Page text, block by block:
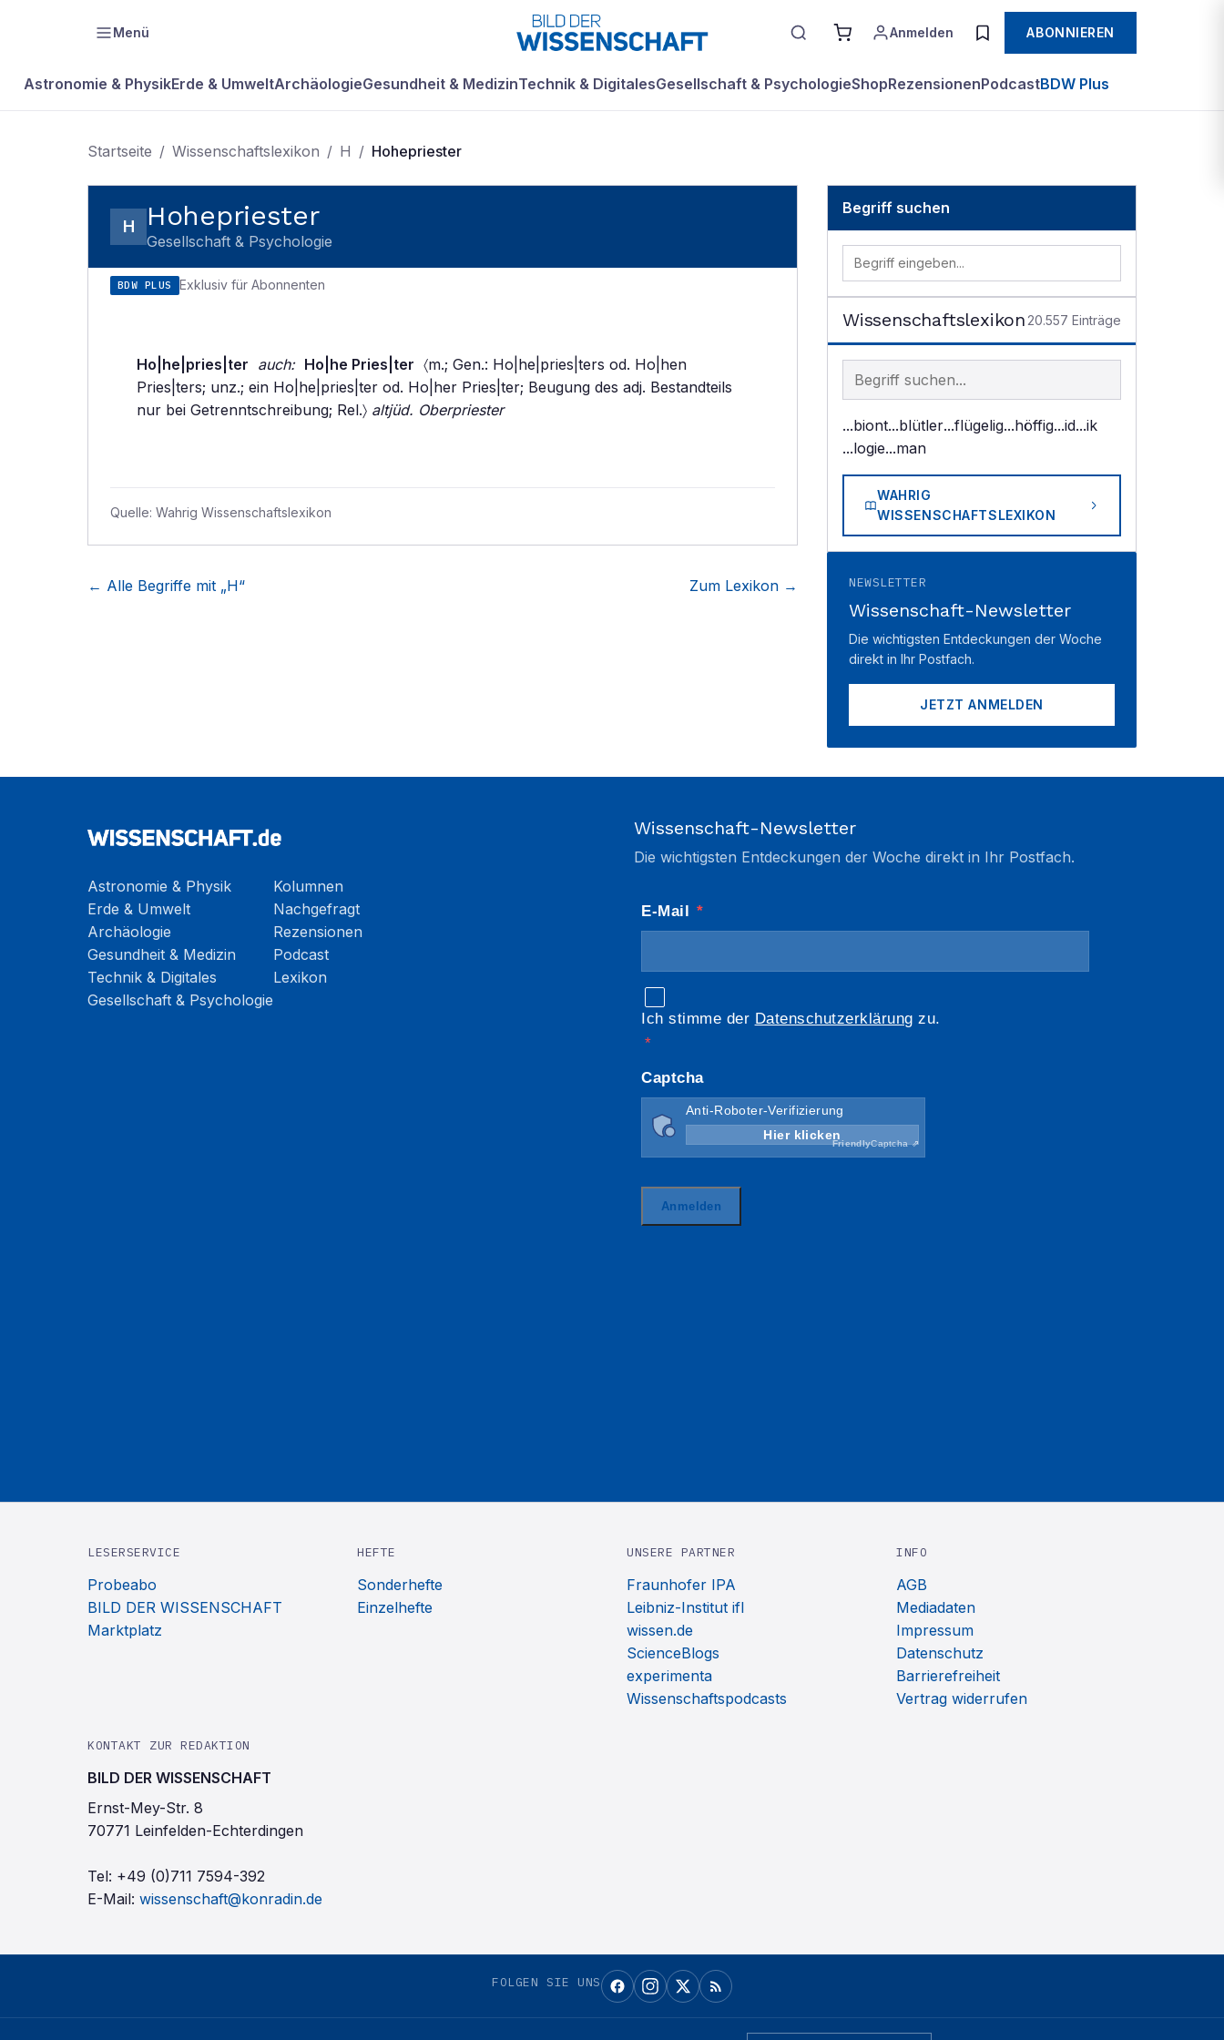
Menü Anmelden ABONNIEREN
Astronomie & PhysikErde & UmweltArchäologieGesundheit & MedizinTechnik & DigitalesGesellschaft & PsychologieShopRezensionenPodcastBDW Plus
Startseite / Wissenschaftslexikon / H / Hohepriester
H Hohepriester
Gesellschaft & Psychologie
BDW PLUS Exklusiv für Abonnenten
Ho|he|pries|ter auch: Ho|he Pries|ter 〈m.; Gen.: Ho|he|pries|ters od. Ho|hen
Pries|ters; unz.; ein Ho|he|pries|ter od. Ho|her Pries|ter; Beugung des adj. Bestandteils
nur bei Getrenntschreibung; Rel.〉 altjüd. Oberpriester
Quelle: Wahrig Wissenschaftslexikon
← Alle Begriffe mit „H“ Zum Lexikon →
Begriff suchen
Wissenschaftslexikon 20.557 Einträge
Begriff im Lexikon suchen
...biont...blütler...flügelig...höffig...id...ik
...logie...man
WAHRIG
WISSENSCHAFTSLEXIKON
NEWSLETTER
Wissenschaft-Newsletter
Die wichtigsten Entdeckungen der Woche
direkt in Ihr Postfach.
JETZT ANMELDEN
Astronomie & Physik
Erde & Umwelt
Archäologie
Gesundheit & Medizin
Technik & Digitales
Gesellschaft & Psychologie
Kolumnen
Nachgefragt
Rezensionen
Podcast
Lexikon
Wissenschaft-Newsletter
Die wichtigsten Entdeckungen der Woche direkt in Ihr Postfach.
LESERSERVICE
Probeabo
BILD DER WISSENSCHAFT
Marktplatz
HEFTE
Sonderhefte
Einzelhefte
UNSERE PARTNER
Fraunhofer IPA
Leibniz-Institut ifl
wissen.de
ScienceBlogs
experimenta
Wissenschaftspodcasts
INFO
AGB
Mediadaten
Impressum
Datenschutz
Barrierefreiheit
Vertrag widerrufen
KONTAKT ZUR REDAKTION
BILD DER WISSENSCHAFT
Ernst-Mey-Str. 8
70771 Leinfelden-Echterdingen
Tel: +49 (0)711 7594-392
E-Mail: wissenschaft@konradin.de
FOLGEN SIE UNS